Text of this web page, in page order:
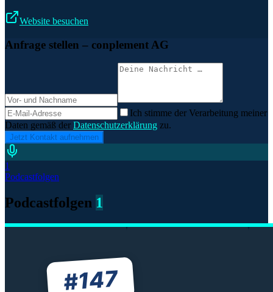
Website besuchen
Anfrage stellen – conplement AG
Ich stimme der Verarbeitung meiner
Daten gemäß der Datenschutzerklärung zu.
Jetzt Kontakt aufnehmen
1
Podcastfolgen
Podcastfolgen 1
#147